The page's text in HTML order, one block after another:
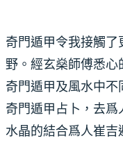
奇門遁甲令我接觸
野。經玄燊師傅悉
奇門遁甲及風水中
奇門遁甲占卜，去
水晶的結合爲人崔